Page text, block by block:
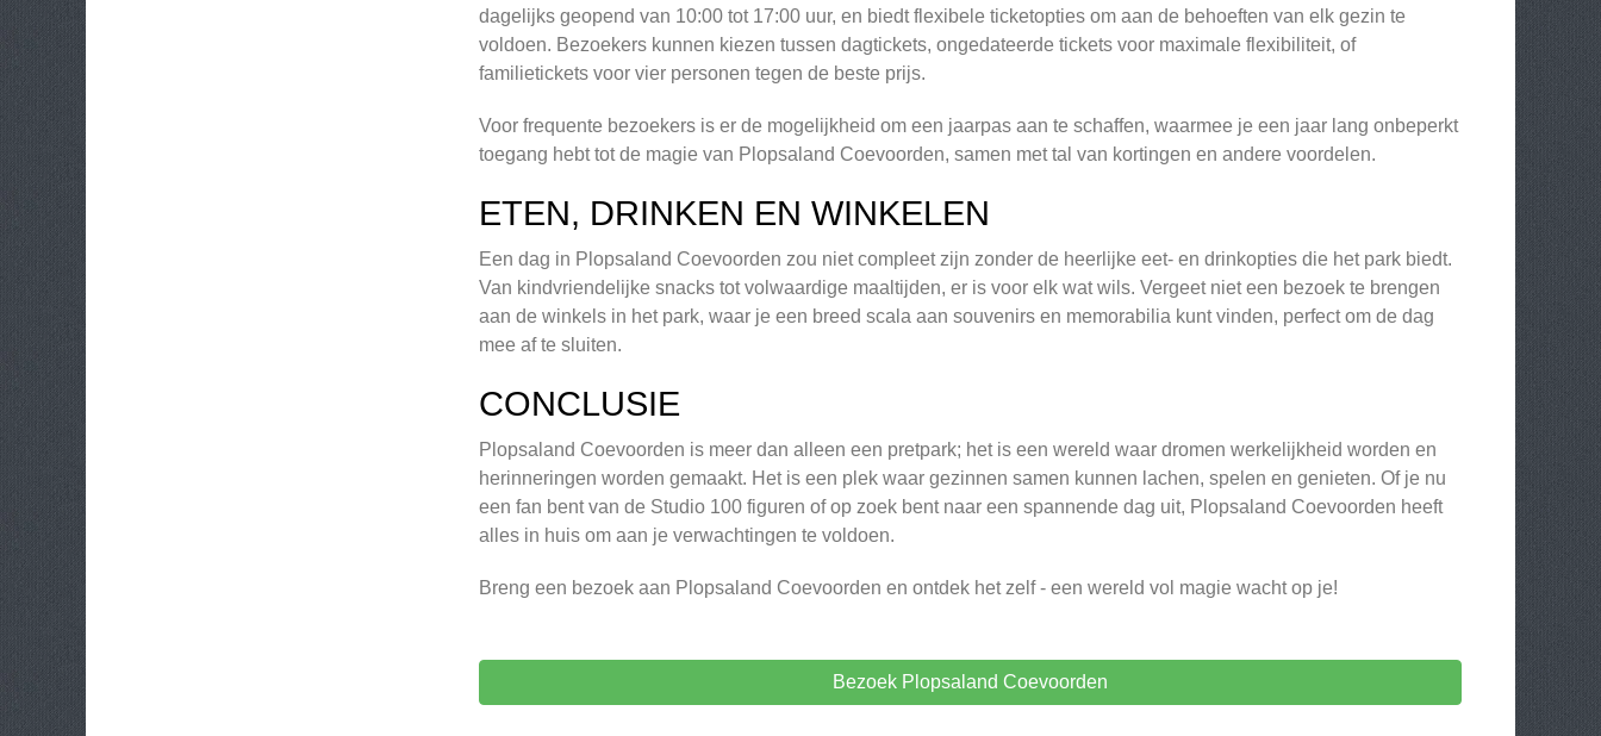
dagelijks geopend van 10:00 tot 17:00 uur, en biedt flexibele ticketopties om aan de behoeften van elk gezin te
voldoen. Bezoekers kunnen kiezen tussen dagtickets, ongedateerde tickets voor maximale flexibiliteit, of
familietickets voor vier personen tegen de beste prijs.
Voor frequente bezoekers is er de mogelijkheid om een jaarpas aan te schaffen, waarmee je een jaar lang onbeperkt
toegang hebt tot de magie van Plopsaland Coevoorden, samen met tal van kortingen en andere voordelen.
ETEN, DRINKEN EN WINKELEN
Een dag in Plopsaland Coevoorden zou niet compleet zijn zonder de heerlijke eet- en drinkopties die het park biedt.
Van kindvriendelijke snacks tot volwaardige maaltijden, er is voor elk wat wils. Vergeet niet een bezoek te brengen
aan de winkels in het park, waar je een breed scala aan souvenirs en memorabilia kunt vinden, perfect om de dag
mee af te sluiten.
CONCLUSIE
Plopsaland Coevoorden is meer dan alleen een pretpark; het is een wereld waar dromen werkelijkheid worden en
herinneringen worden gemaakt. Het is een plek waar gezinnen samen kunnen lachen, spelen en genieten. Of je nu
een fan bent van de Studio 100 figuren of op zoek bent naar een spannende dag uit, Plopsaland Coevoorden heeft
alles in huis om aan je verwachtingen te voldoen.
Breng een bezoek aan Plopsaland Coevoorden en ontdek het zelf - een wereld vol magie wacht op je!
Bezoek Plopsaland Coevoorden